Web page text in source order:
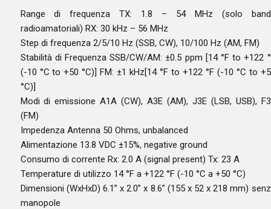
Range di frequenza TX: 1.8 – 54 MHz (solo
radioamatoriali) RX: 30 kHz – 56 MHz
Step di frequenza 2/5/10 Hz (SSB, CW), 10/100 Hz (AM, FM)
Stabilità di Frequenza SSB/CW/AM: ±0.5 ppm [14 °F to +122
(-10 °C to +50 °C)] FM: ±1 kHz[14 °F to +122 °F (-10 °C to
°C)]
Modi di emissione A1A (CW), A3E (AM), J3E (LSB, USB),
(FM)
Impedenza Antenna 50 Ohms, unbalanced
Alimentazione 13.8 VDC ±15%, negative ground
Consumo di corrente Rx: 2.0 A (signal present) Tx: 23 A
Temperature di utilizzo 14 °F a +122 °F (-10 °C a +50 °C)
Dimensioni (WxHxD) 6.1” x 2.0” x 8.6” (155 x 52 x 218 mm)
manopole